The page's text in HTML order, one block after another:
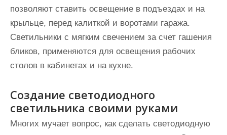
позволяют ставить освещение в подъездах и на
крыльце, перед калиткой и воротами гаража.
Светильники с мягким свечением за счет гашения
бликов, применяются для освещения рабочих
столов в кабинетах и на кухне.
Создание светодиодного
светильника своими руками
Многих мучает вопрос, как сделать светодиодную